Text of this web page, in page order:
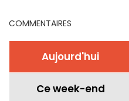
COMMENTAIRES
Aujourd'hui
Ce week-end